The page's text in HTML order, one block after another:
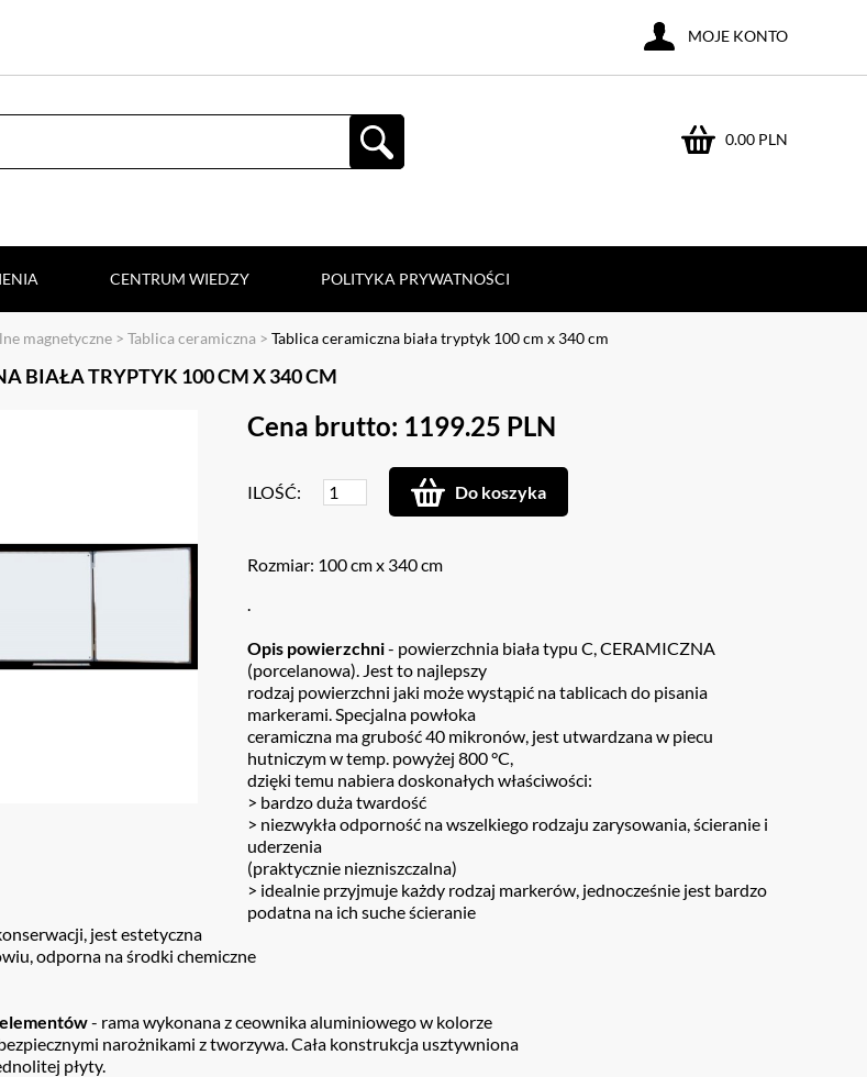
0.00 PLN
MOJE KONTO
CENTRUM WIEDZY POLITYKA PRYWATNOŚCI
magnetyczne > Tablica ceramiczna > Tablica ceramiczna biała tryptyk 100 cm x 340 cm
BIAŁA TRYPTYK 100 CM X 340 CM
Cena brutto: 1199.25 PLN
ILOŚĆ: Do koszyka
Rozmiar: 100 cm x 340 cm
.
Opis powierzchni- powierzchnia biała typu C, CERAMICZNA
(porcelanowa). Jest to najlepszy
rodzaj powierzchni jaki może wystąpić na tablicach do pisania
markerami. Specjalna powłoka
ceramiczna ma grubość 40 mikronów, jest utwardzana w piecu
hutniczym w temp. powyżej 800 °C,
dzięki temu nabiera doskonałych właściwości:
> bardzo duża twardość
> niezwykła odporność na wszelkiego rodzaju zarysowania, ścieranie i
uderzenia
(praktycznie niezniszczalna)
> idealnie przyjmuje każdy rodzaj markerów, jednocześnie jest bardzo
podatna na ich suche ścieranie
jest estetyczna
odporna na środki chemiczne
- rama wykonana z ceownika aluminiowego w kolorze
narożnikami z tworzywa. Cała konstrukcja usztywniona
płyty.